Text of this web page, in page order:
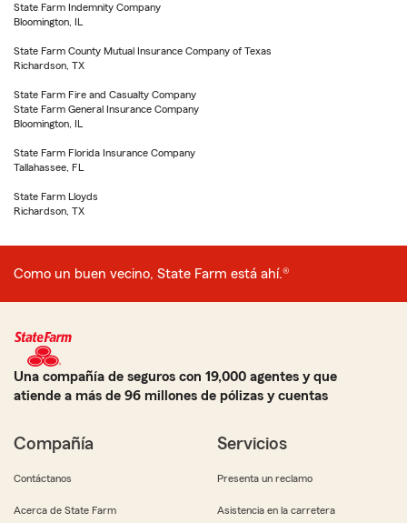
State Farm Indemnity Company
Bloomington, IL
State Farm County Mutual Insurance Company of Texas
Richardson, TX
State Farm Fire and Casualty Company
State Farm General Insurance Company
Bloomington, IL
State Farm Florida Insurance Company
Tallahassee, FL
State Farm Lloyds
Richardson, TX
Como un buen vecino, State Farm está ahí.®
Una compañía de seguros con 19,000 agentes y que
atiende a más de 96 millones de pólizas y cuentas
Compañía
Contáctanos
Acerca de State Farm
Servicios
Presenta un reclamo
Asistencia en la carretera